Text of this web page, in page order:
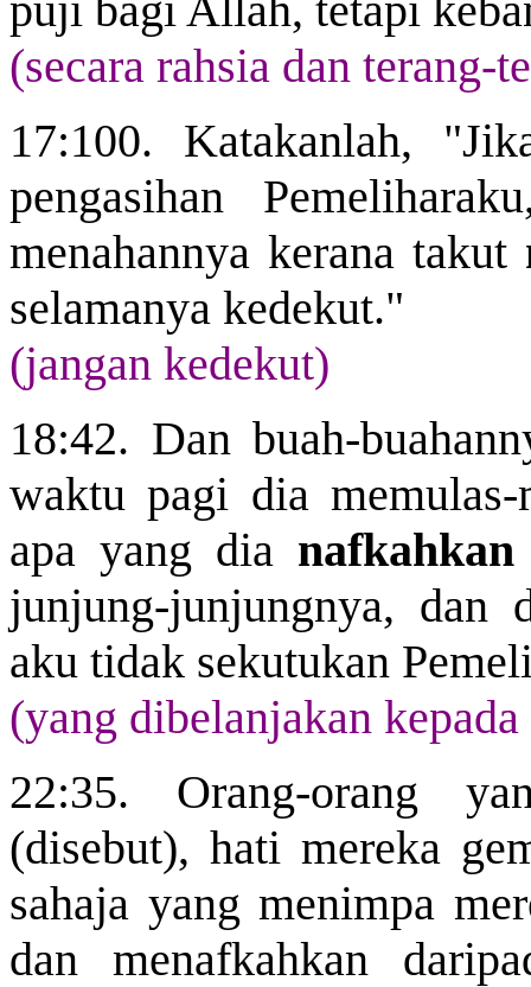
(secara rahsia dan terang-
17:100. Katakanlah,
pengasihan
menahannya kerana takut
selamanya kedekut."
(jangan kedekut)
18:42. Dan buah-
waktu pagi dia memulas-
apa yang dia nafkahkan
junjung-junjungnya, dan
aku tidak sekutukan
(yang dibelanjakan
22:35. Orang-orang
(disebut), hati mereka
sahaja yang menimpa
dan menafkahkan